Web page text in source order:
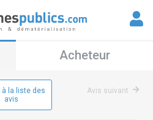
Acheteur
à la liste des
avis
Avis suivant